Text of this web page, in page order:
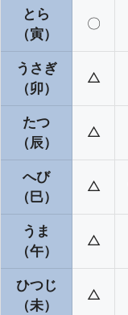
とら
（寅）
〇
うさぎ
（卯）
△
たつ
（辰）
△
へび
（巳）
△
うま
（午）
△
ひつじ
（未）
△